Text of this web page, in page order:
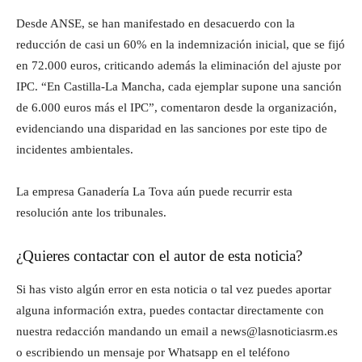
Desde ANSE, se han manifestado en desacuerdo con la
reducción de casi un 60% en la indemnización inicial, que se fijó
en 72.000 euros, criticando además la eliminación del ajuste por
IPC. “En Castilla-La Mancha, cada ejemplar supone una sanción
de 6.000 euros más el IPC”, comentaron desde la organización,
evidenciando una disparidad en las sanciones por este tipo de
incidentes ambientales.
La empresa Ganadería La Tova aún puede recurrir esta
resolución ante los tribunales.
¿Quieres contactar con el autor de esta noticia?
Si has visto algún error en esta noticia o tal vez puedes aportar
alguna información extra, puedes contactar directamente con
nuestra redacción mandando un email a news@lasnoticiasrm.es
o escribiendo un mensaje por Whatsapp en el teléfono